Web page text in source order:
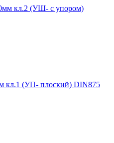
кл.2 (УШ- с упором)
кл.1 (УП- плоский) DIN875